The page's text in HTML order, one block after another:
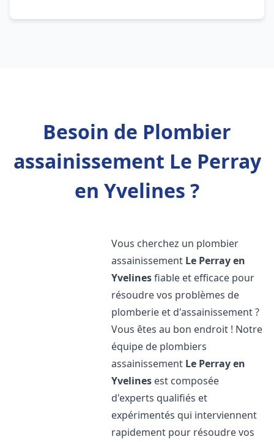
Besoin de Plombier
assainissement Le Perray
en Yvelines ?
Vous cherchez un plombier
assainissement Le Perray en
Yvelinesfiable et efficace pour
résoudre vos problèmes de
plomberie et d'assainissement ?
Vous êtes au bon endroit ! Notre
équipe de plombiers
assainissement Le Perray en
Yvelines est composée
d'experts qualifiés et
expérimentés qui interviennent
rapidement pour résoudre vos